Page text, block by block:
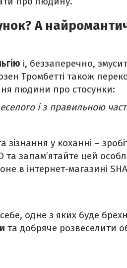
А
і, беззаперечно,
Тромбетті також
людини про стосунки:
і з правильною
зізнання у коханні –
та запам’ятайте цей
в інтернет-магазині
одне з яких буде
та добряче розвеселити